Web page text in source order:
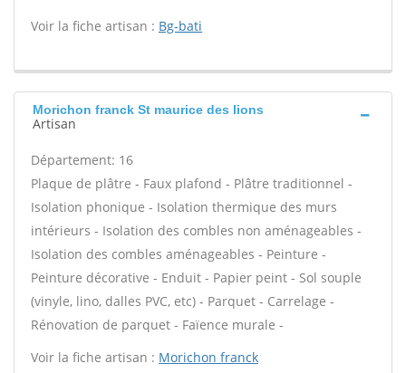
Voir la fiche artisan : Bg-bati
Morichon franck St maurice des lions
Artisan
Département: 16
Plaque de plâtre - Faux plafond - Plâtre traditionnel -
Isolation phonique - Isolation thermique des murs
intérieurs - Isolation des combles non aménageables -
Isolation des combles aménageables - Peinture -
Peinture décorative - Enduit - Papier peint - Sol souple
(vinyle, lino, dalles PVC, etc) - Parquet - Carrelage -
Rénovation de parquet - Faïence murale -
Voir la fiche artisan : Morichon franck